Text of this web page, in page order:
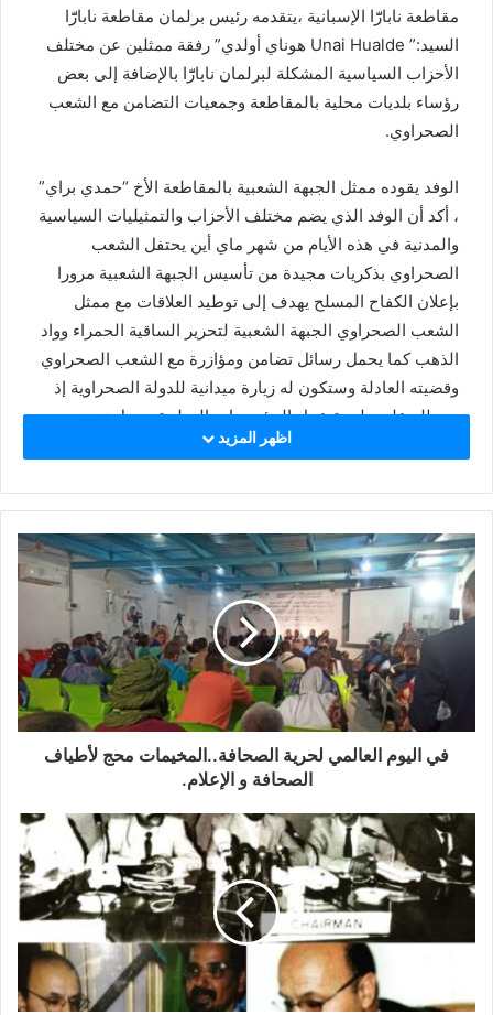
d
a
n
e
l
مقاطعة نابارّٓا الإسبانية ،يتقدمه رئيس برلمان مقاطعة نابارّٓا
السيد:” Unai Hualde هوناي أولدي” رفقة ممثلين عن مختلف
الأحزاب السياسية المشكلة لبرلمان نابارّٓا بالإضافة إلى بعض
رؤساء بلديات محلية بالمقاطعة وجمعيات التضامن مع الشعب
الصحراوي.
الوفد يقوده ممثل الجبهة الشعبية بالمقاطعة الأخ “حمدي براي”
، أكد أن الوفد الذي يضم مختلف الأحزاب والتمثيليات السياسية
والمدنية في هذه الأيام من شهر ماي أين يحتفل الشعب
الصحراوي بذكريات مجيدة من تأسيس الجبهة الشعبية مرورا
بإعلان الكفاح المسلح يهدف إلى توطيد العلاقات مع ممثل
الشعب الصحراوي الجبهة الشعبية لتحرير الساقية الحمراء وواد
الذهب كما يحمل رسائل تضامن ومؤازرة مع الشعب الصحراوي
وقضيته العادلة وستكون له زيارة ميدانية للدولة الصحراوية إذ
سيطلع على طبيعة عمل المؤسسات الوطنية وسبل تعزيز
التعاون الثنائي في مختلف المجالات خصوصا الجانب الإنساني.
تضامن وإطلاع على واقع الشعب الصحراوي بمخيمات العزة
والكرامة رغم قساوة الظروف الطبيعية إلا أن الشعب
الصحراوي يواصل الصمود والتحدي من أجل نيل حقه المشروع
في الحرية والإستقلال.
نابارا/إسبانيا04/05/2024
اظهر المزيد
في اليوم العالمي لحرية الصحافة..المخيمات محج لأطياف
الصحافة و الإعلام.